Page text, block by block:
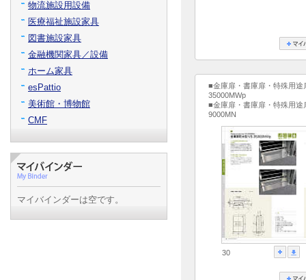
■金庫扉・書庫扉・特殊用途
35000MWp
■金庫扉・書庫扉・特殊用途
9000MN
30
物流施設用設備
医療福祉施設家具
図書施設家具
金融機関家具／設備
ホーム家具
esPattio
美術館・博物館
CMF
マイバインダーは空です。